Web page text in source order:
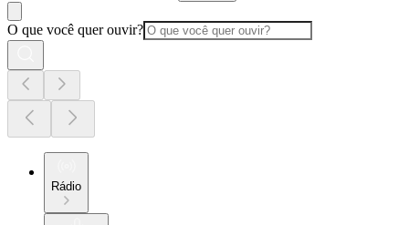
O que você quer ouvir?
Rádio